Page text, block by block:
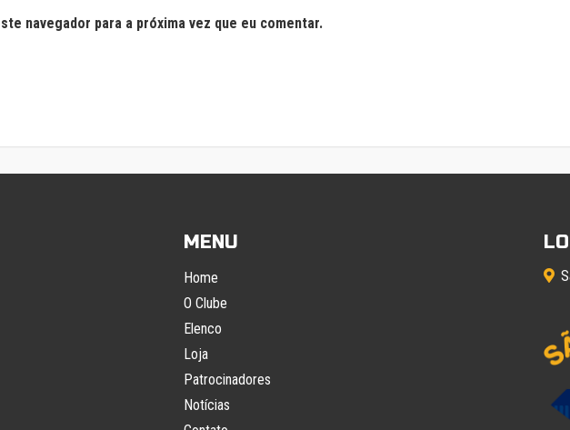
navegador para a próxima vez que eu comentar.
MENU
Home
O Clube
Elenco
Loja
Patrocinadores
Notícias